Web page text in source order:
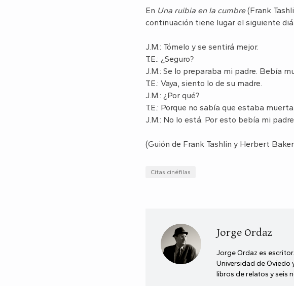
En Una ruibia en la cumbre(Frank
continuación tiene lugar el siguiente
J.M.: Tómelo y se sentirá mejor.
T.E.: ¿Seguro?
J.M.: Se lo preparaba mi padre. Bebía
T.E.: Vaya, siento lo de su madre.
J.M.: ¿Por qué?
T.E.: Porque no sabía que estaba muerta.
J.M.: No lo está. Por esto bebía mi
(Guión de Frank Tashlin y Herbert
Citas cinéfilas
Jorge Ordaz
Jorge Ordaz es
Universidad de Oviedo
libros de relatos y seis